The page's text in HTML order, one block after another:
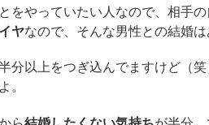
をやっていたい人なので、相手
ヤなので、そんな男性との結婚は
分以上をつぎ込んでますけど（
。